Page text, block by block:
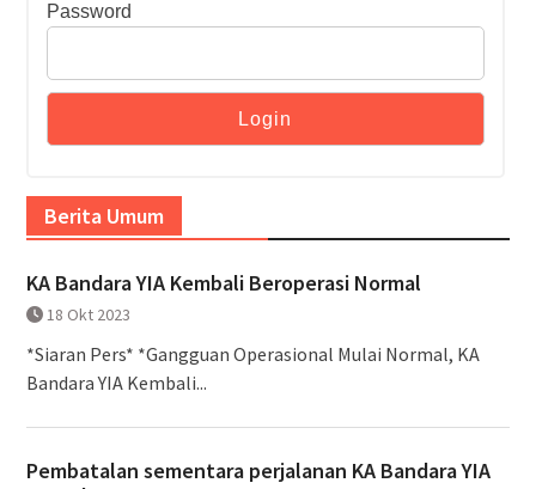
Password
Berita Umum
KA Bandara YIA Kembali Beroperasi Normal
18 Okt 2023
*Siaran Pers* *Gangguan Operasional Mulai Normal, KA
Bandara YIA Kembali...
Pembatalan sementara perjalanan KA Bandara YIA